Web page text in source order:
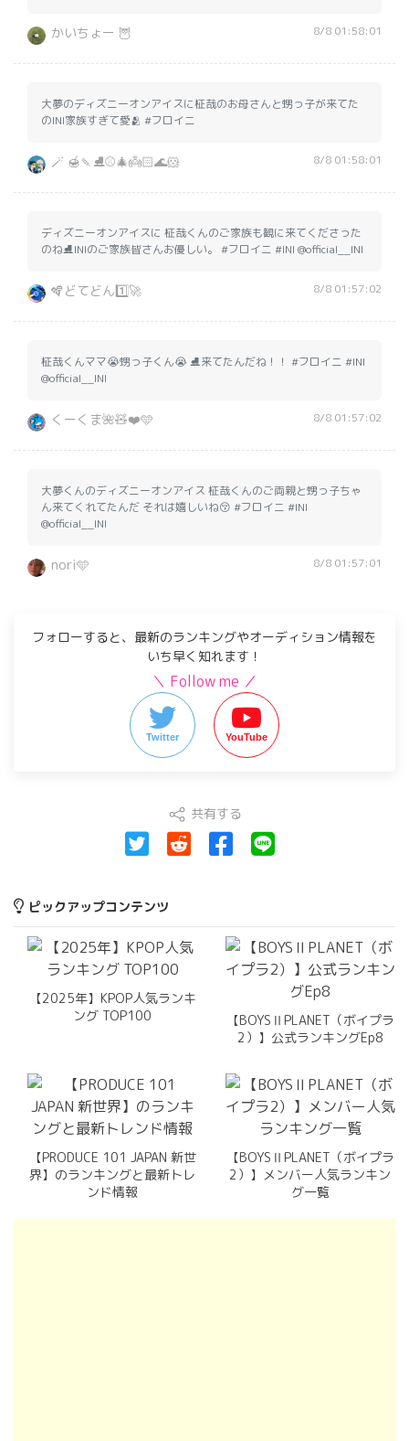
かいちょー 🦉 8/8 01:58:01
大夢のディズニーオンアイスに柾哉のお母さんと甥っ子が来てた
のINI家族すぎて愛🫂 #フロイニ
🪄 🍯🍡⛸⚾️🎄👼🏻🌊🐹 8/8 01:58:01
ディズニーオンアイスに 柾哉くんのご家族も観に来てくださった
のね⛸️INIのご家族皆さんお優しい。 #フロイニ #INI @official__INI
🪇どてどん1️⃣🚀 8/8 01:57:02
柾哉くんママ😭甥っ子くん😭 ⛸️来てたんだね！！ #フロイニ #INI
@official__INI
くーくま🌺🧸❤️🩵 8/8 01:57:02
大夢くんのディズニーオンアイス 柾哉くんのご両親と甥っ子ちゃ
ん来てくれてたんだ それは嬉しいね😚 #フロイニ #INI
@official__INI
nori🩵 8/8 01:57:01
フォローすると、最新のランキングやオーディション情報を
いち早く知れます！
＼ Follow me ／
Twitter YouTube
共有する
ピックアップコンテンツ
【2025年】KPOP人気ランキ
ング TOP100
【BOYSⅡPLANET（ボイプラ
2）】公式ランキングEp8
【PRODUCE 101 JAPAN 新世
界】のランキングと最新トレ
ンド情報
【BOYSⅡPLANET（ボイプラ
2）】メンバー人気ランキン
グ一覧